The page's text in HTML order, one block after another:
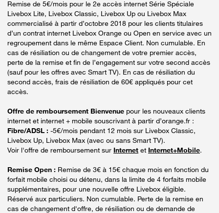
Remise de 5€/mois pour le 2e accès internet Série Spéciale
Livebox Lite, Livebox Classic, Livebox Up ou Livebox Max
commercialisé à partir d’octobre 2018 pour les clients titulaires
d’un contrat internet Livebox Orange ou Open en service avec un
regroupement dans le même Espace Client. Non cumulable. En
cas de résiliation ou de changement de votre premier accès,
perte de la remise et fin de l’engagement sur votre second accès
(sauf pour les offres avec Smart TV). En cas de résiliation du
second accès, frais de résiliation de 60€ appliqués pour cet
accès.
Offre de remboursement Bienvenue pour les nouveaux clients
internet et internet + mobile souscrivant à partir d’orange.fr :
Fibre/ADSL : -5€/mois pendant 12 mois sur Livebox Classic,
Livebox Up, Livebox Max (avec ou sans Smart TV).
Voir l'offre de remboursement sur Internet et Internet+Mobile.
Remise Open : Remise de 3€ à 15€ chaque mois en fonction du
forfait mobile choisi ou détenu, dans la limite de 4 forfaits mobile
supplémentaires, pour une nouvelle offre Livebox éligible.
Réservé aux particuliers. Non cumulable. Perte de la remise en
cas de changement d'offre, de résiliation ou de demande de